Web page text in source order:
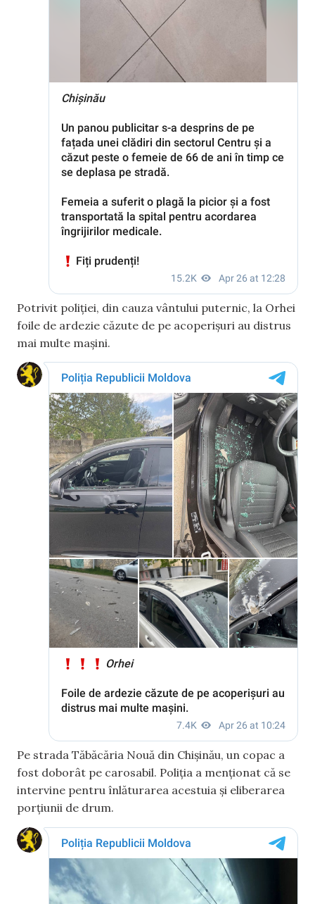
Potrivit poliției, din cauza vântului puternic, la Orhei
foile de ardezie căzute de pe acoperișuri au distrus
mai multe mașini.
Pe strada Tăbăcăria Nouă din Chișinău, un copac a
fost doborât pe carosabil. Poliția a menționat că se
intervine pentru înlăturarea acestuia și eliberarea
porțiunii de drum.